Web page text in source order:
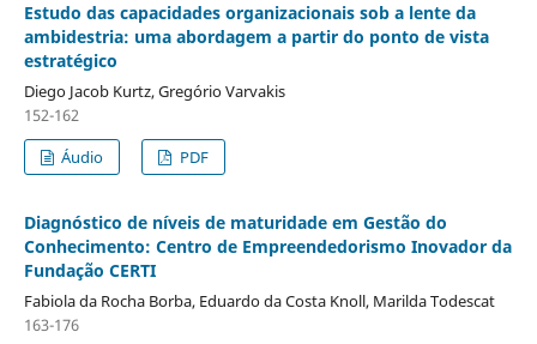
Estudo das capacidades organizacionais sob a lente da
ambidestria: uma abordagem a partir do ponto de vista
estratégico
Diego Jacob Kurtz, Gregório Varvakis
152-162
Áudio
PDF
Diagnóstico de níveis de maturidade em Gestão do
Conhecimento: Centro de Empreendedorismo Inovador da
Fundação CERTI
Fabiola da Rocha Borba, Eduardo da Costa Knoll, Marilda Todescat
163-176